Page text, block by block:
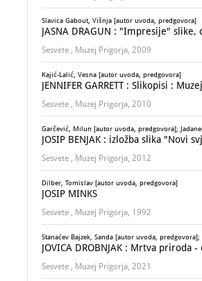
Slavica Gabout, Višnja [autor uvoda, predgovora]
JASNA DRAGUN : "Impresije"
Sesvete , Muzej Prigorja, 2009
Kajić-Lalić, Vesna [autor uvoda, predgovora]
JENNIFER GARRETT : Slikopisi :
Sesvete , Muzej Prigorja, 2010
Garčević, Milun [autor uvoda, predgovora];
JOSIP BENJAK : izložba slika
Sesvete , Muzej Prigorja, 2012
Dilber, Tomislav [autor uvoda, predgovora]
JOSIP MINKS
Sesvete , Muzej Prigorja, 1992
Stanaćev Bajzek, Sanda [autor uvoda,
JOVICA DROBNJAK : Mrtva
Sesvete , Muzej Prigorja, 2021